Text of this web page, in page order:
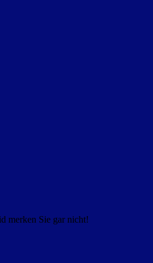
merken Sie gar nicht!